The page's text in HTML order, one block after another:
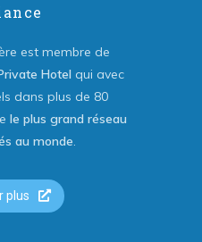
est membre de
Hotel qui avec
dans plus de 80
le plus grand réseau
au monde.
plus